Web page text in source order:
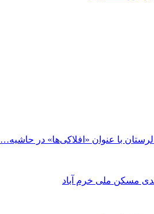
با عنوان «افلاکی‌ها» در حاشیه…